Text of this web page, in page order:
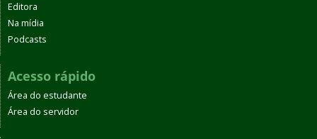
Editora
Na mídia
Podcasts
Acesso rápido
Área do estudante
Área do servidor